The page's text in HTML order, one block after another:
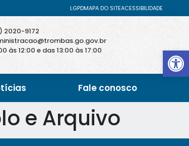
LGPDMAPA DO SITEACESSIBILIDADE
2020-9172
às 12:00 e das 13:00 às 17:00
Fale conosco
e Arquivo
Abrir